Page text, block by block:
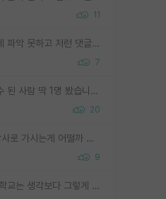
11
댓글들 ㅋㅋㅋ 주제 파악 못하고 저런 댓글들을 쓰네. 조직에 인간이 얼마나 중요한데 걱정될 수도 있지 ㅋㅋ 본인들은 퍽이나 잘하나봐 ? 현실은 남들한테 욕 안 먹는 1인분만 하는 것도 힘들텐데 ?
7
서성한 박사로 교수 된 사람 딱 1명 봤습니다. 근데 지방대 박사로 교수된 거는 기적이 일어나야되요. 서성한 학부부터여도 빡센게 교수임용일텐데 지방대박사로 무슨 교수가 되나요...... 중소기업/중견기업 팀장급/연구소장급이나 될거 같네요.
20
옮기시려면 미국박사로 가시는게 어떨까 싶네요. 교수가 꿈이면 미국박사 하고 미국교수 까지 같이 노리시는게 기회가 많지 않을까요?
9
교수 뽑는데 출신 학교는 생각보다 그렇게 안 봄. 앞으로는 더 안 보게 될거임. 박사는 어디서 진행해도 됨. 단, 제대로 쌓고 좋은 실적 만들 수 있다면. 그런데 지방대는 그럴 가능성이 지극히 낮음. 나만 열심히 잘 하면 된다? 인간은 주변 환경에 지배되는 나약한 존재임. 주변의 지방대 대학원생과 섞이고 지방 특유의 여유로움 또는 나쁘게 얘기해서 나태함에 젖어 살다보면 교수의 꿈 자체를 잊어버리게 될 가능성도 있음. 주변 환경이 70~80%임.